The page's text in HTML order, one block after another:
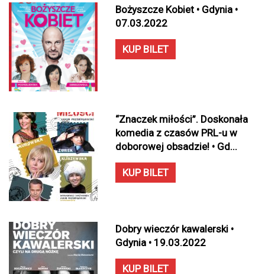
Bożyszcze Kobiet • Gdynia •
07.03.2022
KUP BILET
“Znaczek miłości”. Doskonała
komedia z czasów PRL-u w
doborowej obsadzie! • Gd...
KUP BILET
Dobry wieczór kawalerski •
Gdynia • 19.03.2022
KUP BILET